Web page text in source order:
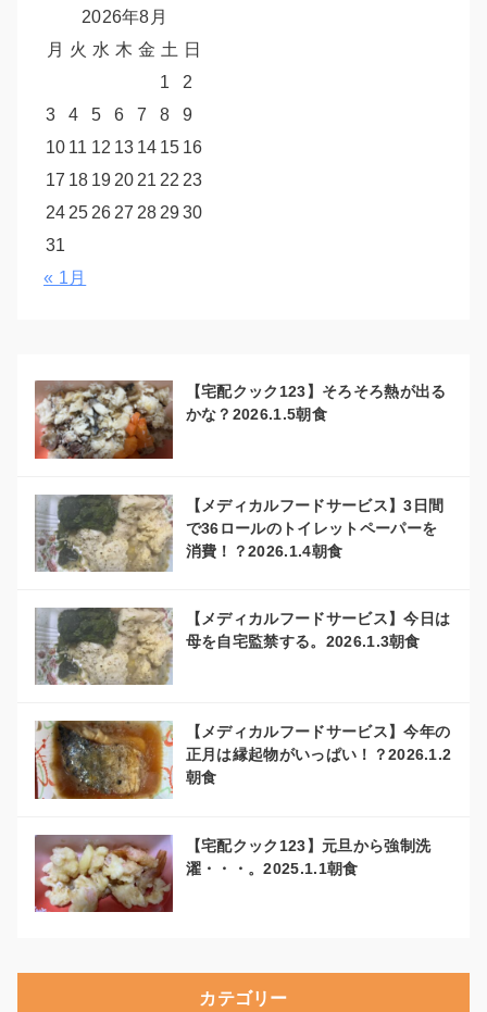
2026年8月
月 火 水 木 金 土 日
1
2
3
4 5 6 7 8
9
10 11 12 13 14 15 16
17 18 19202122 23
24252627 282930
31
« 1月
【宅配クック123】そろそろ熱が出る
かな？2026.1.5朝食
【メディカルフードサービス】3日間
で36ロールのトイレットペーパーを
消費！？2026.1.4朝食
【メディカルフードサービス】今日は
母を自宅監禁する。2026.1.3朝食
【メディカルフードサービス】今年の
正月は縁起物がいっぱい！？2026.1.2
朝食
【宅配クック123】元旦から強制洗
濯・・・。2025.1.1朝食
カテゴリー